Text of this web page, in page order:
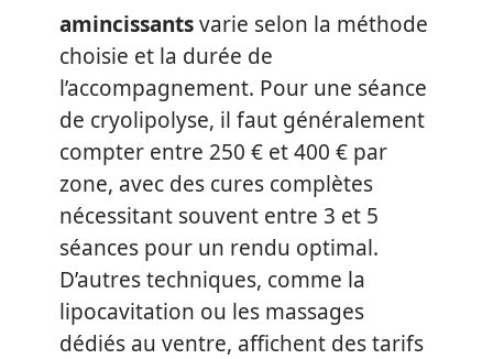
amincissantsvarie selon la méthode
choisie et la durée de
l’accompagnement. Pour une séance
de cryolipolyse, il faut généralement
compter entre 250 € et 400 € par
zone, avec des cures complètes
nécessitant souvent entre 3 et 5
séances pour un rendu optimal.
D’autres techniques, comme la
lipocavitation ou les massages
dédiés au ventre, affichent des tarifs